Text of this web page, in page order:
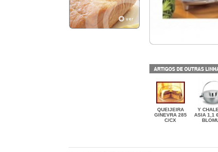
QUEIJEIRA
GINEVRA 285
C/CX
Y
ASIA 1,1